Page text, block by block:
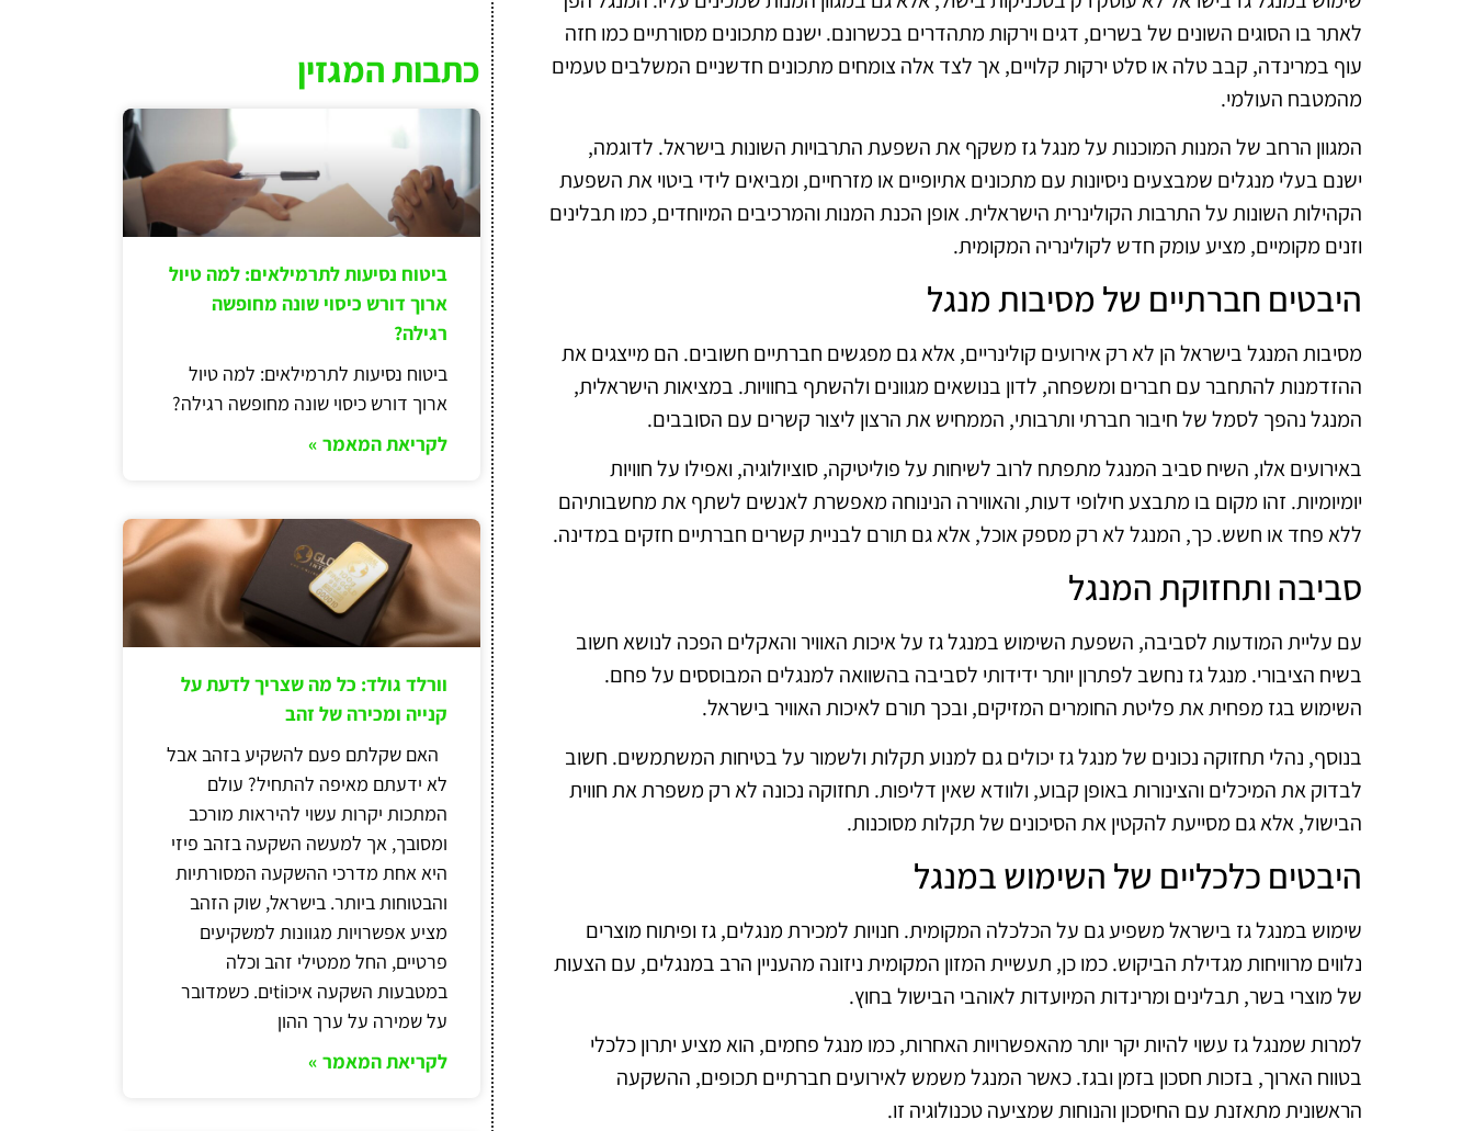
לאתר בו הסוגים השונים של בשרים, דגים וירקות מתהדרים בכשרונם. ישנם מתכונים מסורתיים כמו חזה
עוף במרינדה, קבב טלה או סלט ירקות קלויים, אך לצד אלה צומחים מתכונים חדשניים המשלבים טעמים
מהמטבח העולמי.
המגוון הרחב של המנות המוכנות על מנגל גז משקף את השפעת התרבויות השונות בישראל. לדוגמה,
ישנם בעלי מנגלים שמבצעים ניסיונות עם מתכונים אתיופיים או מזרחיים, ומביאים לידי ביטוי את השפעת
הקהילות השונות על התרבות הקולינרית הישראלית. אופן הכנת המנות והמרכיבים המיוחדים, כמו תבלינים
וזנים מקומיים, מציע עומק חדש לקולינריה המקומית.
היבטים חברתיים של מסיבות מנגל
מסיבות המנגל בישראל הן לא רק אירועים קולינריים, אלא גם מפגשים חברתיים חשובים. הם מייצגים את
ההזדמנות להתחבר עם חברים ומשפחה, לדון בנושאים מגוונים ולהשתף בחוויות. במציאות הישראלית,
המנגל נהפך לסמל של חיבור חברתי ותרבותי, הממחיש את הרצון ליצור קשרים עם הסובבים.
באירועים אלו, השיח סביב המנגל מתפתח לרוב לשיחות על פוליטיקה, סוציולוגיה, ואפילו על חוויות
יומיומיות. זהו מקום בו מתבצע חילופי דעות, והאווירה הנינוחה מאפשרת לאנשים לשתף את מחשבותיהם
ללא פחד או חשש. כך, המנגל לא רק מספק אוכל, אלא גם תורם לבניית קשרים חברתיים חזקים במדינה.
סביבה ותחזוקת המנגל
עם עליית המודעות לסביבה, השפעת השימוש במנגל גז על איכות האוויר והאקלים הפכה לנושא חשוב
בשיח הציבורי. מנגל גז נחשב לפתרון יותר ידידותי לסביבה בהשוואה למנגלים המבוססים על פחם.
השימוש בגז מפחית את פליטת החומרים המזיקים, ובכך תורם לאיכות האוויר בישראל.
בנוסף, נהלי תחזוקה נכונים של מנגל גז יכולים גם למנוע תקלות ולשמור על בטיחות המשתמשים. חשוב
לבדוק את המיכלים והצינורות באופן קבוע, ולוודא שאין דליפות. תחזוקה נכונה לא רק משפרת את חווית
הבישול, אלא גם מסייעת להקטין את הסיכונים של תקלות מסוכנות.
היבטים כלכליים של השימוש במנגל
שימוש במנגל גז בישראל משפיע גם על הכלכלה המקומית. חנויות למכירת מנגלים, גז ופיתוח מוצרים
נלווים מרוויחות מגדילת הביקוש. כמו כן, תעשיית המזון המקומית ניזונה מהעניין הרב במנגלים, עם הצעות
של מוצרי בשר, תבלינים ומרינדות המיועדות לאוהבי הבישול בחוץ.
למרות שמנגל גז עשוי להיות יקר יותר מהאפשרויות האחרות, כמו מנגל פחמים, הוא מציע יתרון כלכלי
בטווח הארוך, בזכות חסכון בזמן ובגז. כאשר המנגל משמש לאירועים חברתיים תכופים, ההשקעה
הראשונית מתאזנת עם החיסכון והנוחות שמציעה טכנולוגיה זו.
כתבות המגזין
ביטוח נסיעות לתרמילאים: למה טיול
ארוך דורש כיסוי שונה מחופשה
רגילה?
ביטוח נסיעות לתרמילאים: למה טיול
ארוך דורש כיסוי שונה מחופשה רגילה?
לקריאת המאמר »
וורלד גולד: כל מה שצריך לדעת על
קנייה ומכירה של זהב
האם שקלתם פעם להשקיע בזהב אבל
לא ידעתם מאיפה להתחיל? עולם
המתכות יקרות עשוי להיראות מורכב
ומסובך, אך למעשה השקעה בזהב פיזי
היא אחת מדרכי ההשקעה המסורתיות
והבטוחות ביותר. בישראל, שוק הזהב
מציע אפשרויות מגוונות למשקיעים
פרטיים, החל ממטילי זהב וכלה
במטבעות השקעה איכוtiים. כשמדובר
על שמירה על ערך ההון
לקריאת המאמר »